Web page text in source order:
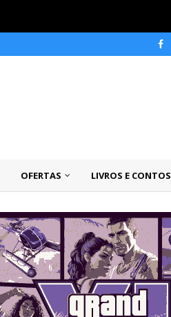
OFERTAS LIVROS E CONTOS